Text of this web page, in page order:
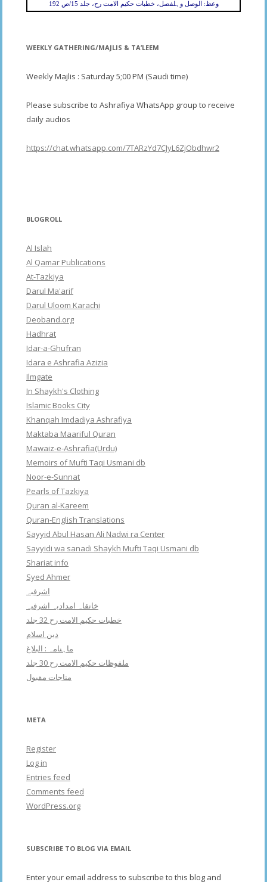
وعظ: الوصل وہلفصل، خطبات حکیم الامت رح، جلد 15/ص 192
WEEKLY GATHERING/MAJLIS & TA’LEEM
Weekly Majlis : Saturday 5;00 PM (Saudi time)
Please subscribe to Ashrafiya WhatsApp group to receive
daily audios
https://chat.whatsapp.com/7TARzYd7CJyL6ZjObdhwr2
BLOGROLL
Al Islah
Al Qamar Publications
At-Tazkiya
Darul Ma'arif
Darul Uloom Karachi
Deoband.org
Hadhrat
Idar-a-Ghufran
Idara e Ashrafia Azizia
Ilmgate
In Shaykh's Clothing
Islamic Books City
Khanqah Imdadiya Ashrafiya
Maktaba Maariful Quran
Mawaiz-e-Ashrafia(Urdu)
Memoirs of Mufti Taqi Usmani db
Noor-e-Sunnat
Pearls of Tazkiya
Quran al-Kareem
Quran-English Translations
Sayyid Abul Hasan Ali Nadwi ra Center
Sayyidi wa sanadi Shaykh Mufti Taqi Usmani db
Shariat info
Syed Ahmer
اشرفبہ
خانقاہ امدادیہ اشرفیہ
خطبات حکیم الامت رح 32 جلد
دین اسلام
ماہنامہ : البلاغ
ملفوظات حکیم الامت رح 30 جلد
مناجات مقبول
META
Register
Log in
Entries feed
Comments feed
WordPress.org
SUBSCRIBE TO BLOG VIA EMAIL
Enter your email address to subscribe to this blog and